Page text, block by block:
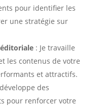
pour identifier les
une stratégie sur
: Je travaille
les contenus de votre
et attractifs.
des
pour renforcer votre